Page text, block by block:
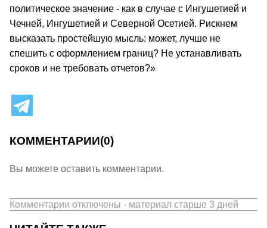
политическое значение - как в случае с Ингушетией и
Чечней, Ингушетией и Северной Осетией. Рискнем
высказать простейшую мысль: может, лучше не
спешить с оформлением границ? Не устанавливать
сроков и не требовать отчетов?»
КОММЕНТАРИИ(0)
Вы можете оставить комментарии.
Комментарии отключены - материал старше 3 дней